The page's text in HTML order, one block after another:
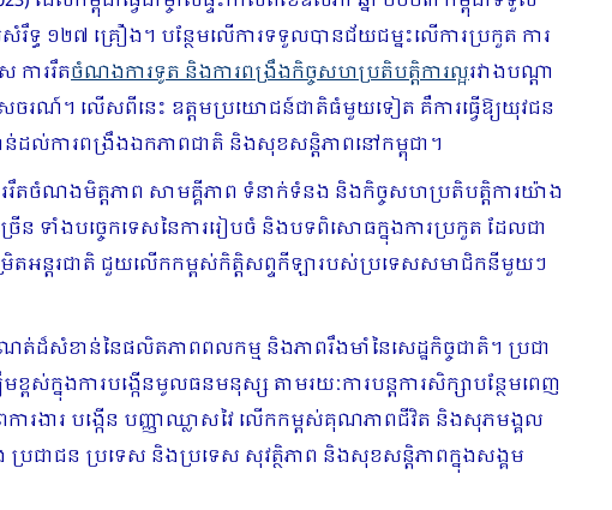
១២៧ គ្រឿង។ បន្ថែមលើការទទួលបានជ័យជម្នះលើការប្រកួត ការ
ការរឹតចំណងការទូត និងការពង្រឹងកិច្ចសហប្រតិបត្តិការល្អរវាងបណ្តា
សចរណ៍។ លើសពីនេះ ឧត្តមប្រយោជន៍ជាតិធំមួយទៀត គឺការធ្វើឱ្យយុវជន
ដល់ការពង្រឹងឯកភាពជាតិ និងសុខសន្តិភាពនៅកម្ពុជា។
រឹតចំណងមិត្តភាព សាមគ្គីភាព ទំនាក់ទំនង និងកិច្ចសហប្រតិបត្តិការយ៉ាង
ន ទាំងបច្ចេកទេសនៃការរៀបចំ និងបទពិសោធក្នុងការប្រកួត ដែលជា
តអន្តរជាតិ ជួយលើកកម្ពស់កិត្តិសព្ទកីឡារបស់ប្រទេសសមាជិកនីមួយៗ
ដ៏សំខាន់នៃផលិតភាពពលកម្ម និងភាពរឹងមាំនៃសេដ្ឋកិច្ចជាតិ។ ប្រជា
ស់ក្នុងការបង្កើនមូលធនមនុស្ស តាមរយៈការបន្តការសិក្សាបន្ថែមពេញ
ារងារ បង្កើន បញ្ញាឈ្លាសវៃ លើកកម្ពស់គុណភាពជីវិត និងសុភមង្គល
ជាជន ប្រទេស និងប្រទេស សុវត្ថិភាព និងសុខសន្តិភាពក្នុងសង្គម